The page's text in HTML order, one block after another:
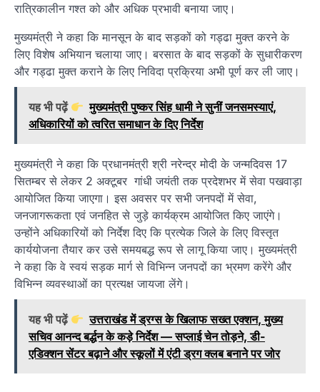
रात्रिकालीन गश्त को और अधिक प्रभावी बनाया जाए।
मुख्यमंत्री ने कहा कि मानसून के बाद सड़कों को गड्ढा मुक्त करने के
लिए विशेष अभियान चलाया जाए। बरसात के बाद सड़कों के सुधारीकरण
और गड्ढा मुक्त कराने के लिए निविदा प्रक्रिया अभी पूर्ण कर ली जाए।
यह भी पढ़ें
मुख्यमंत्री पुष्कर सिंह धामी ने सुनीं जनसमस्याएं,
अधिकारियों को त्वरित समाधान के दिए निर्देश
मुख्यमंत्री ने कहा कि प्रधानमंत्री श्री नरेन्द्र मोदी के जन्मदिवस 17
सितम्बर से लेकर 2 अक्टूबर गांधी जयंती तक प्रदेशभर में सेवा पखवाड़ा
आयोजित किया जाएगा। इस अवसर पर सभी जनपदों में सेवा,
जनजागरूकता एवं जनहित से जुड़े कार्यक्रम आयोजित किए जाएंगे।
उन्होंने अधिकारियों को निर्देश दिए कि प्रत्येक जिले के लिए विस्तृत
कार्ययोजना तैयार कर उसे समयबद्ध रूप से लागू किया जाए। मुख्यमंत्री
ने कहा कि वे स्वयं सड़क मार्ग से विभिन्न जनपदों का भ्रमण करेंगे और
विभिन्न व्यवस्थाओं का प्रत्यक्ष जायजा लेंगे।
यह भी पढ़ें
उत्तराखंड में ड्रग्स के खिलाफ सख्त एक्शन, मुख्य
सचिव आनन्द बर्द्धन के कड़े निर्देश — सप्लाई चेन तोड़ने, डी-
एडिक्शन सेंटर बढ़ाने और स्कूलों में एंटी ड्रग क्लब बनाने पर जोर